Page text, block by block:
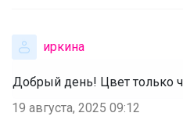
иркина
Добрый день! Цвет только
19 августа, 2025 09:12